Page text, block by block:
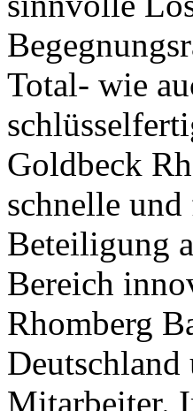
Total- wie
Goldbeck
schnelle
Beteiligung
Bereich
Rhomberg
Mitarbeiter.